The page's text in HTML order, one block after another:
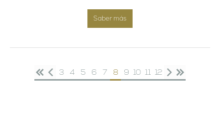
Saber más
3 4 5 6 7 8 9 10 11 12